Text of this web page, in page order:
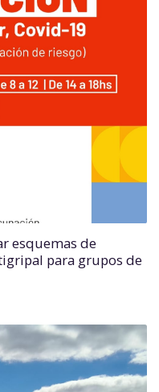
esquemas de
para grupos de